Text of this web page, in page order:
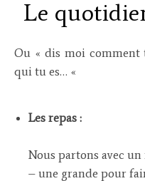
Le
Ou « dis moi comment tu voyages à vélo et je te dirai
qui tu es… «
Les repas :
Nous partons avec un
– une grande pour